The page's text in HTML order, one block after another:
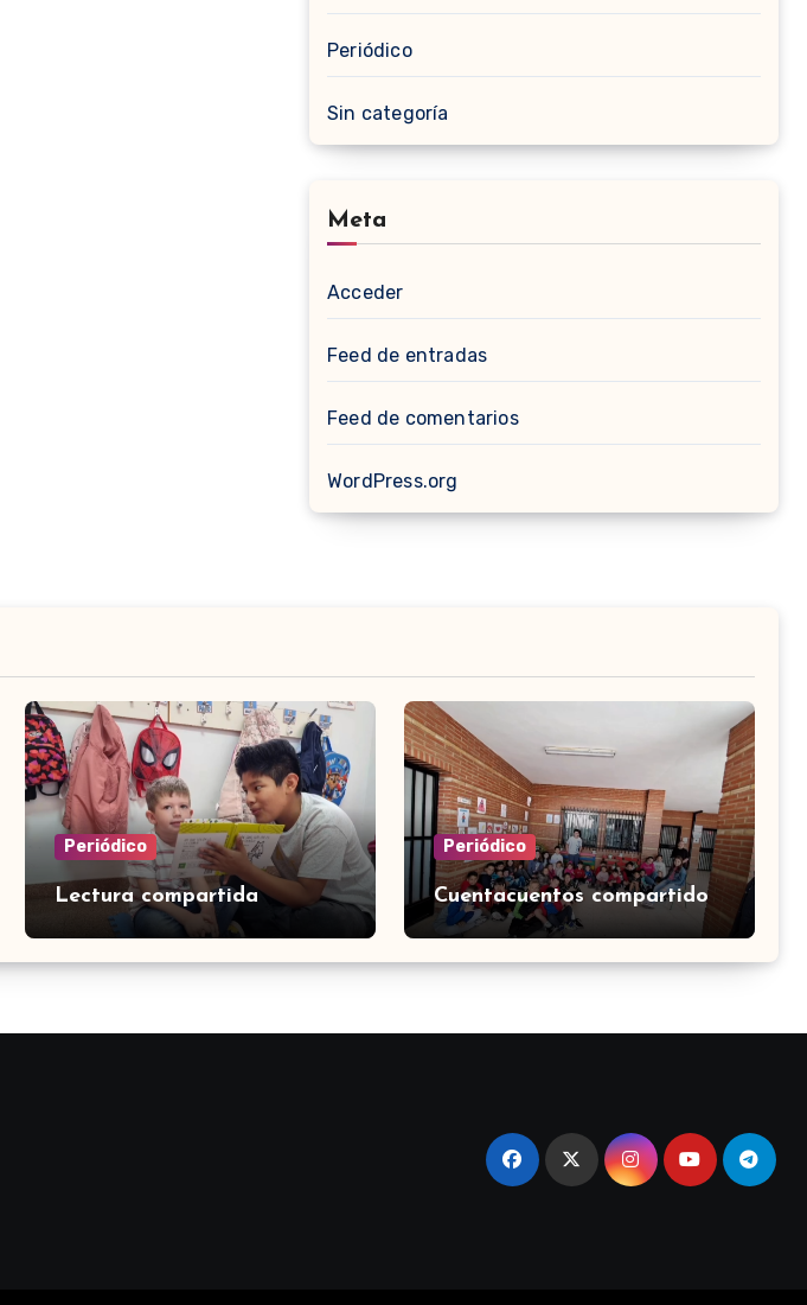
Periódico
Sin categoría
Meta
Acceder
Feed de entradas
Feed de comentarios
WordPress.org
Periódico
Lectura compartida
Periódico
Cuentacuentos compartido